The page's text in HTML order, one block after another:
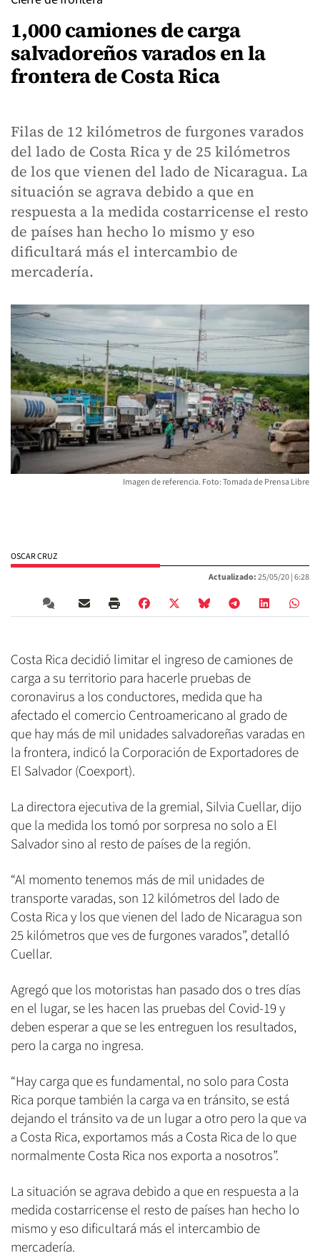
1,000 camiones de carga
salvadoreños varados en la
frontera de Costa Rica
Filas de 12 kilómetros de furgones varados
del lado de Costa Rica y de 25 kilómetros
de los que vienen del lado de Nicaragua. La
situación se agrava debido a que en
respuesta a la medida costarricense el resto
de países han hecho lo mismo y eso
dificultará más el intercambio de
mercadería.
Imagen de referencia. Foto: Tomada de Prensa Libre
OSCAR CRUZ
Actualizado:25/05/20 |6:28
Costa Rica decidió limitar el ingreso de camiones de
carga a su territorio para hacerle pruebas de
coronavirus a los conductores, medida que ha
afectado el comercio Centroamericano al grado de
que hay más de mil unidades salvadoreñas varadas en
la frontera, indicó la Corporación de Exportadores de
El Salvador (Coexport).
La directora ejecutiva de la gremial, Silvia Cuellar, dijo
que la medida los tomó por sorpresa no solo a El
Salvador sino al resto de países de la región.
“Al momento tenemos más de mil unidades de
transporte varadas, son 12 kilómetros del lado de
Costa Rica y los que vienen del lado de Nicaragua son
25 kilómetros que ves de furgones varados”, detalló
Cuellar.
Agregó que los motoristas han pasado dos o tres días
en el lugar, se les hacen las pruebas del Covid-19 y
deben esperar a que se les entreguen los resultados,
pero la carga no ingresa.
“Hay carga que es fundamental, no solo para Costa
Rica porque también la carga va en tránsito, se está
dejando el tránsito va de un lugar a otro pero la que va
a Costa Rica, exportamos más a Costa Rica de lo que
normalmente Costa Rica nos exporta a nosotros”.
La situación se agrava debido a que en respuesta a la
medida costarricense el resto de países han hecho lo
mismo y eso dificultará más el intercambio de
mercadería.